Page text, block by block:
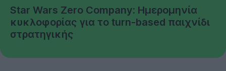
Star Wars Zero Company: Ημερομηνία
κυκλοφορίας για το turn-based παιχνίδι
στρατηγικής